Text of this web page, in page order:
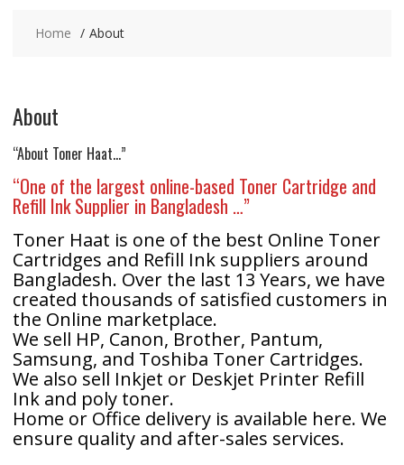
Home About
About
“About Toner Haat…”
“One of the largest online-based Toner Cartridge and
Refill Ink Supplier in Bangladesh …”
Toner Haat is one of the best Online Toner
Cartridges and Refill Ink suppliers around
Bangladesh. Over the last 13 Years, we have
created thousands of satisfied customers in
the Online marketplace.
We sell HP, Canon, Brother, Pantum,
Samsung, and Toshiba Toner Cartridges.
We also sell Inkjet or Deskjet Printer Refill
Ink and poly toner.
Home or Office delivery is available here. We
ensure quality and after-sales services.